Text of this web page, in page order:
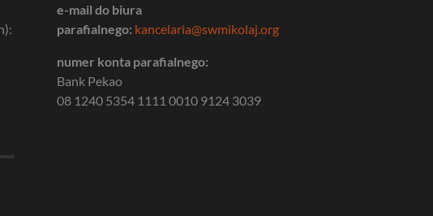
e-mail do biura
parafialnego: kancelaria@swmikolaj.org
numer konta parafialnego:
Bank Pekao
08 1240 5354 1111 0010 9124 3039